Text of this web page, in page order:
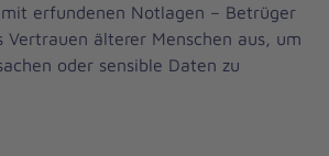
erfundenen Notlagen – Betrüger
Vertrauen älterer Menschen aus, um
oder sensible Daten zu